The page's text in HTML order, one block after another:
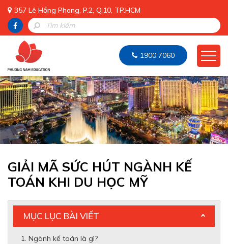
357 Lê Hồng Phong, P.2, Q.10, TP.HCM
1900 7060
GIẢI MÃ SỨC HÚT NGÀNH KẾ
TOÁN KHI DU HỌC MỸ
MỤC LỤC BÀI VIẾT
Ngành kế toán là gì?